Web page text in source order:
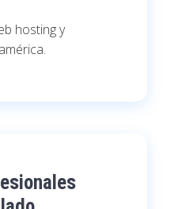
hosting y